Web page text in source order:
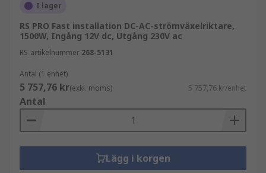
I lager
RS PRO Fast installation DC-AC-strömväxelriktare,
1500W, Ingång 12V dc, Utgång 230V ac
RS-artikelnummer 268-5131
Antal (1 enhet)
5 757,76 kr(exkl. moms) 5 757,76 kr/enhet
Antal
Lägg i korgen